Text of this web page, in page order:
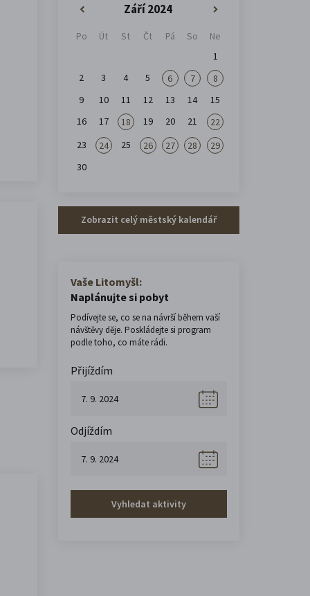
Září 2024
Po Út St Čt Pá So
Ne
1
2
3 4 5 6 7
8
9
10 11 12 13 14
15
16
17 18 19 20 21
22
23
24 25 26 27 28
29
30
Zobrazit celý městský kalendář
Vaše Litomyšl:
Naplánujte si pobyt
Podívejte se, co se na návrší během vaší
návštěvy děje. Poskládejte si program
podle toho, co máte rádi.
Přijíždím
Odjíždím
Vyhledat aktivity